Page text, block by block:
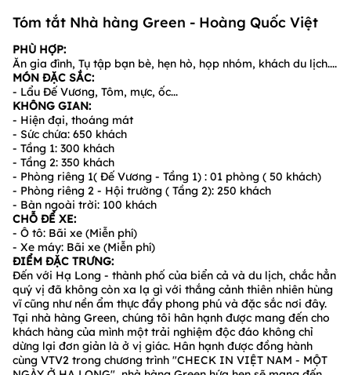
Tóm tắt Nhà hàng Green - Hoàng Quốc Việt
PHÙ HỢP:
Ăn gia đình, Tụ tập bạn bè, hẹn hò, họp nhóm, khách du lịch....
MÓN ĐẶC SẮC:
- Lẩu Đế Vương, Tôm, mực, ốc...
KHÔNG GIAN:
- Hiện đại, thoáng mát
- Sức chứa: 650 khách
- Tầng 1: 300 khách
- Tầng 2: 350 khách
- Phòng riêng 1( Đế Vương - Tầng 1) : 01 phòng ( 50 khách)
- Phòng riêng 2 - Hội trường ( Tầng 2): 250 khách
- Bàn ngoài trời: 100 khách
CHỖ ĐỂ XE:
- Ô tô: Bãi xe (Miễn phí)
- Xe máy: Bãi xe (Miễn phí)
ĐIỂM ĐẶC TRƯNG:
Đến với Hạ Long - thành phố của biển cả và du lịch, chắc hẳn
quý vị đã không còn xa lạ gì với thắng cảnh thiên nhiên hùng
vĩ cũng như nền ẩm thực đầy phong phú và đặc sắc nơi đây.
Tại nhà hàng Green, chúng tôi hân hạnh được mang đến cho
khách hàng của mình một trải nghiệm độc đáo không chỉ
dừng lại đơn giản là ở vị giác. Hân hạnh được đồng hành
cùng VTV2 trong chương trình "CHECK IN VIỆT NAM - MỘT